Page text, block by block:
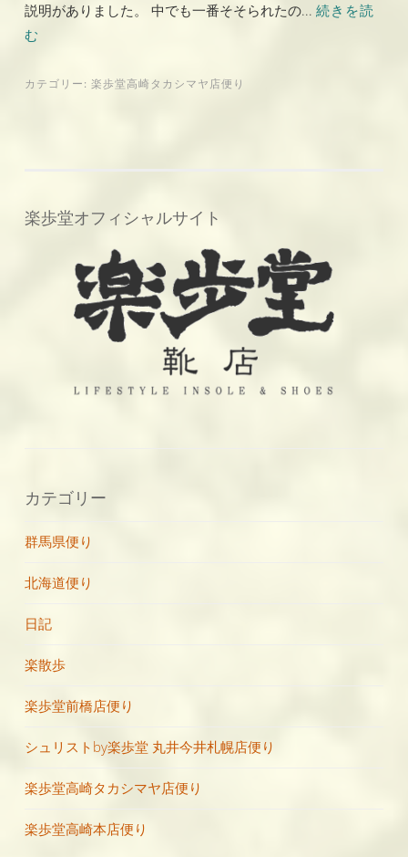
説明がありました。 中でも一番そそられたの... 続きを読
む
カテゴリー: 楽歩堂高崎タカシマヤ店便り
楽歩堂オフィシャルサイト
カテゴリー
群馬県便り
北海道便り
日記
楽散歩
楽歩堂前橋店便り
シュリストby楽歩堂 丸井今井札幌店便り
楽歩堂高崎タカシマヤ店便り
楽歩堂高崎本店便り